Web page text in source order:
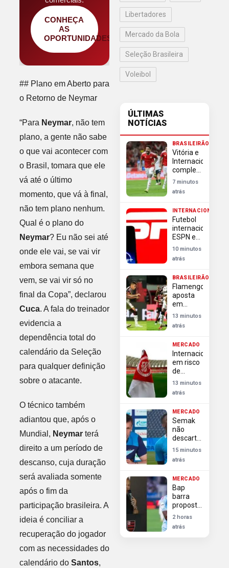
CONHEÇA
AS
OPORTUNIDADES
## Plano em Aberto para
o Retorno de Neymar
“Para Neymar, não tem
plano, a gente não sabe
o que vai acontecer com
o Brasil, tomara que ele
vá até o último
momento, que vá à final,
não tem plano nenhum.
Qual é o plano do
Neymar? Eu não sei até
onde ele vai, se vai vir
embora semana que
vem, se vai vir só no
final da Copa”, declarou
Cuca. A fala do treinador
evidencia a
dependência total do
calendário da Seleção
para qualquer definição
sobre o atacante.
O técnico também
adiantou que, após o
Mundial, Neymarterá
direito a um período de
descanso, cuja duração
será avaliada somente
após o fim da
participação brasileira. A
ideia é conciliar a
recuperação do jogador
com as necessidades do
calendário do Santos,
Libertadores
Mercado da Bola
Seleção Brasileira
Voleibol
ÚLTIMAS
NOTÍCIAS
BRASILEIRÃO
Vitória e
Internacional
completam
lista de
classificados
às
da Copa
Betano
do Brasil
7 minutos
atrás
INTERNACIONAL
Futebol
internacional:
ESPN e
Disney+
transmitem
2 mil
temporada
2026/27
10 minutos
atrás
BRASILEIRÃO
Flamengo
aposta
em
retrospecto
favorável
para
Vitória e
reencontrar
vitórias
no
Brasileirão
13 minutos
atrás
MERCADO
Internacional
em risco
de
punição
da Fifa;
Flamengo
zagueira
por mais
5 anos
13 minutos
atrás
MERCADO
Semak
não
descarta
saída de
Luiz
Henrique
para
Flamengo
15 minutos
atrás
MERCADO
Bap
barra
proposta
do
Flamengo
pela
2 horas
atrás